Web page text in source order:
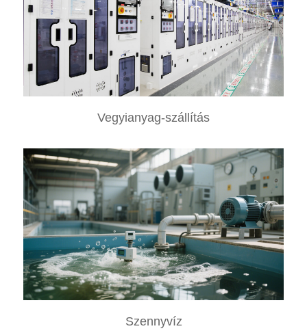
Vegyianyag-szállítás
Szennyvíz